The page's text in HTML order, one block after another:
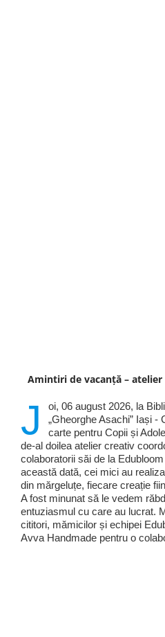
Amintiri de vacanță –
J
oi, 06 august 2026, la
„Gheorghe Asachi” Iași
carte pentru Copii și
de-al doilea atelier creativ
colaboratorii săi de la
această dată, cei mici au
din mărgeluțe, fiecare creație
A fost minunat să le vedem
entuziasmul cu care au lucrat.
cititori, mămicilor și echipei
Avva Handmade pentru o